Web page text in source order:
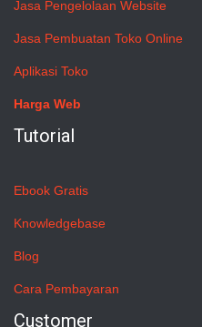
Jasa Pengelolaan Website
Jasa Pembuatan Toko Online
Aplikasi Toko
Harga Web
Tutorial
Ebook Gratis
Knowledgebase
Blog
Cara Pembayaran
Customer